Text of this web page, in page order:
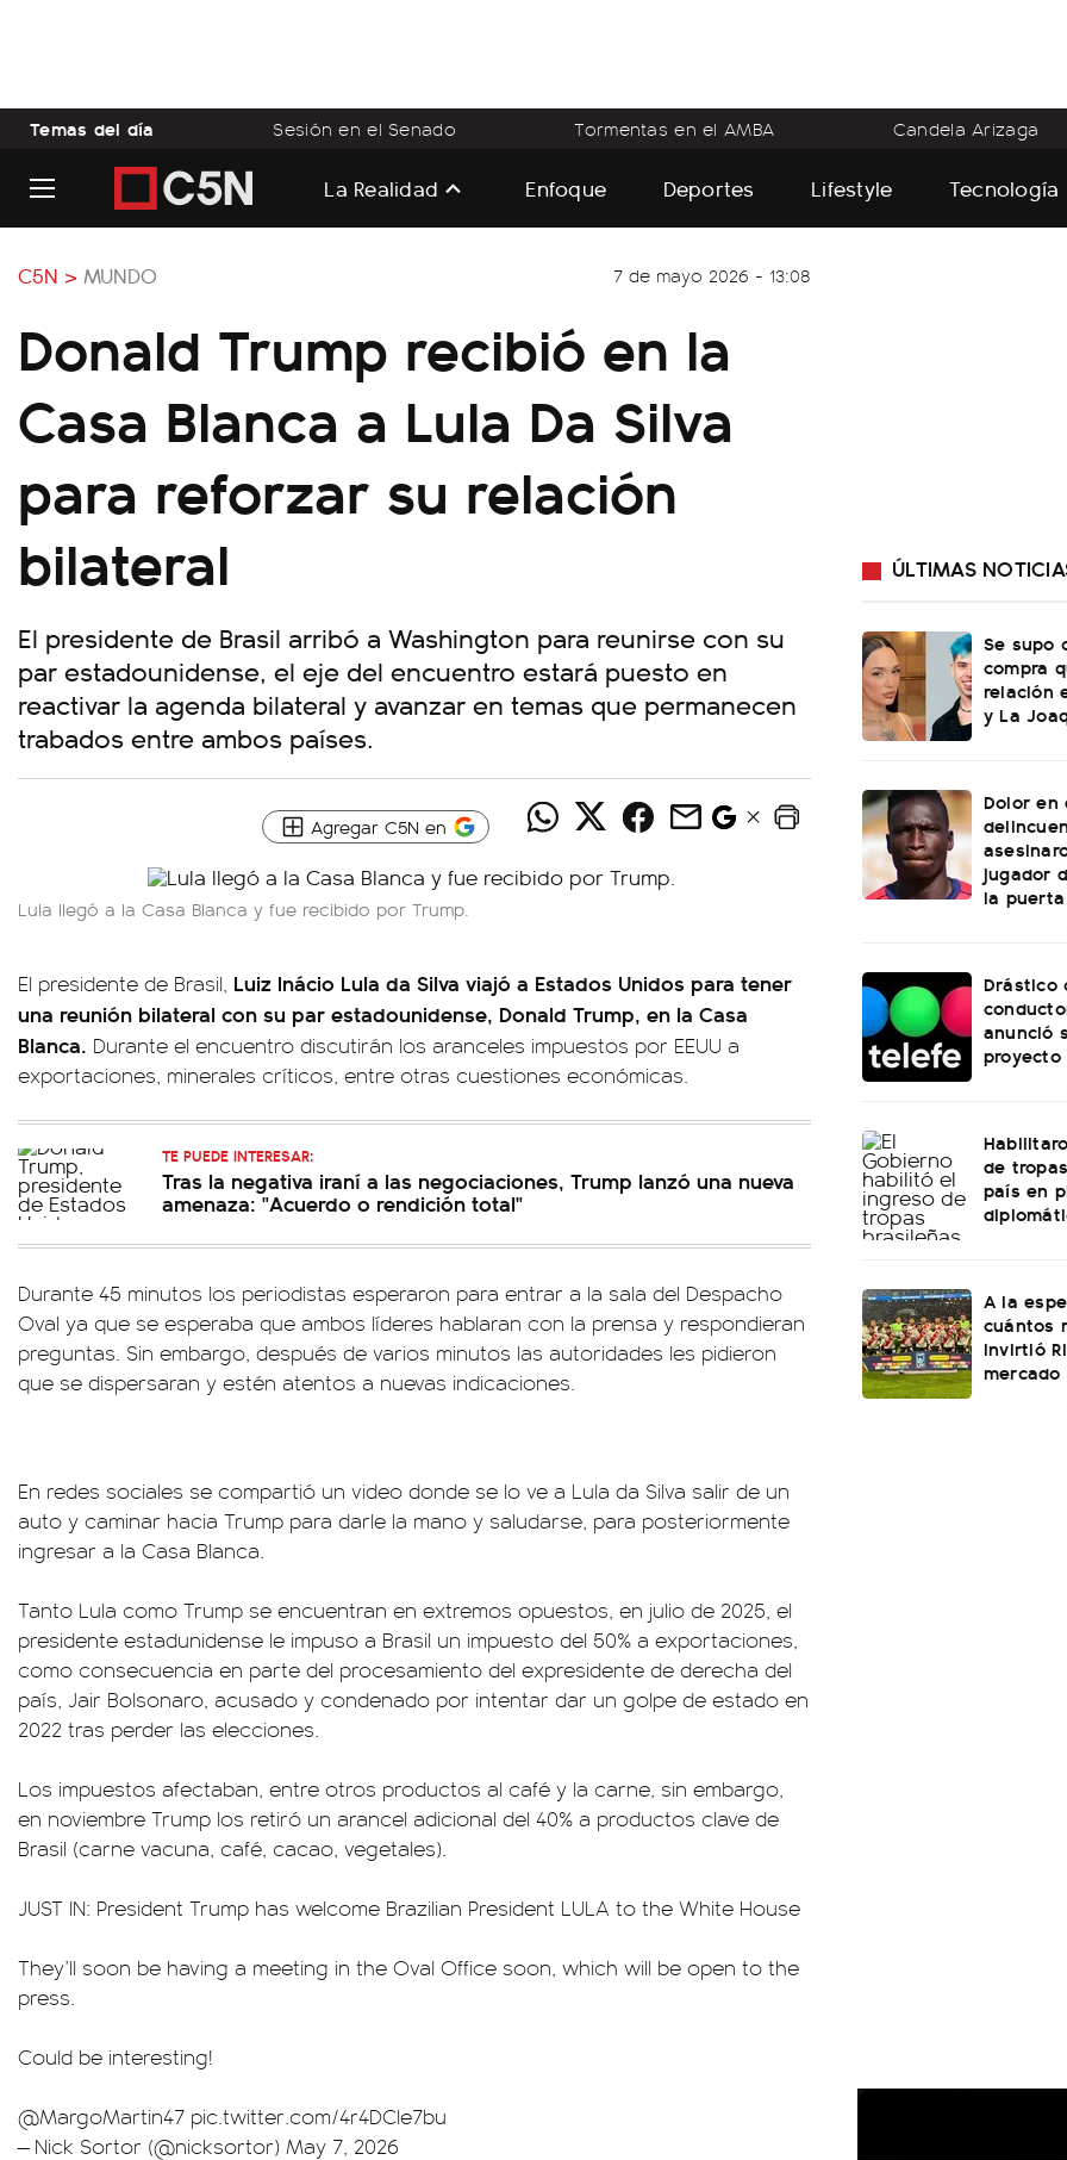
Temas del día Sesión en el Senado Tormentas en el AMBA Candela Arizaga
La Realidad Enfoque Deportes Lifestyle Tecnología
C5N > MUNDO 7 de mayo 2026 - 13:08
Donald Trump recibió en la
Casa Blanca a Lula Da Silva
para reforzar su relación
bilateral
El presidente de Brasil arribó a Washington para reunirse con su
par estadounidense, el eje del encuentro estará puesto en
reactivar la agenda bilateral y avanzar en temas que permanecen
trabados entre ambos países.
Agregar C5N en
Lula llegó a la Casa Blanca y fue recibido por Trump.
El presidente de Brasil, Luiz Inácio Lula da Silva viajó a Estados Unidos para tener
una reunión bilateral con su par estadounidense, Donald Trump, en la Casa
Blanca. Durante el encuentro discutirán los aranceles impuestos por EEUU a
exportaciones, minerales críticos, entre otras cuestiones económicas.
TE PUEDE INTERESAR:
Tras la negativa iraní a las negociaciones, Trump lanzó una nueva
amenaza: "Acuerdo o rendición total"
Durante 45 minutos los periodistas esperaron para entrar a la sala del Despacho
Oval ya que se esperaba que ambos líderes hablaran con la prensa y respondieran
preguntas. Sin embargo, después de varios minutos las autoridades les pidieron
que se dispersaran y estén atentos a nuevas indicaciones.
En redes sociales se compartió un video donde se lo ve a Lula da Silva salir de un
auto y caminar hacia Trump para darle la mano y saludarse, para posteriormente
ingresar a la Casa Blanca.
Tanto Lula como Trump se encuentran en extremos opuestos, en julio de 2025, el
presidente estadunidense le impuso a Brasil un impuesto del 50% a exportaciones,
como consecuencia en parte del procesamiento del expresidente de derecha del
país, Jair Bolsonaro, acusado y condenado por intentar dar un golpe de estado en
2022 tras perder las elecciones.
Los impuestos afectaban, entre otros productos al café y la carne, sin embargo,
en noviembre Trump los retiró un arancel adicional del 40% a productos clave de
Brasil (carne vacuna, café, cacao, vegetales).
JUST IN: President Trump has welcome Brazilian President LULA to the White House
They’ll soon be having a meeting in the Oval Office soon, which will be open to the
press.
Could be interesting!
@MargoMartin47 pic.twitter.com/4r4DCle7bu
— Nick Sortor (@nicksortor) May 7, 2026
ÚLTIMAS
Se supo
compra
relación
y La
Dolor en
jugador
la
Drástico
anunció
de
país en
A la
cuántos
invirtió